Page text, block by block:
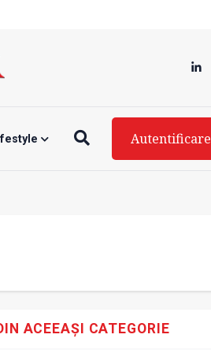
Autentificare
ACEEAȘI CATEGORIE